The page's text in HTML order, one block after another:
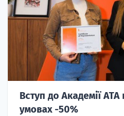
Вступ до Академії
умовах -50%